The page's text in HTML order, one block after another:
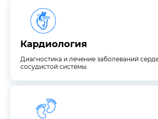
Кардиология
Диагностика и лечение заболеваний
сосудистой системы.
Кардиология
Диагностика и лечение заболеваний
сосудистой системы.
Детское отделение Hayat KIDS – это
отделение для маленьких пациентов.